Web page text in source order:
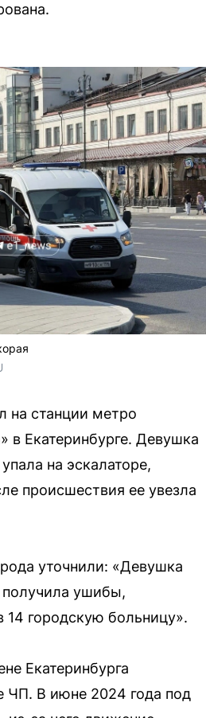
на станции метро
в Екатеринбурге. Девушка
на эскалаторе,
происшествия ее увезла
уточнили: «Девушка
получила ушибы,
14 городскую больницу».
Екатеринбурга
ЧП. В июне 2024 года под